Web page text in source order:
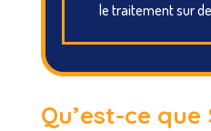
le traitement sur
Qu’est-ce que